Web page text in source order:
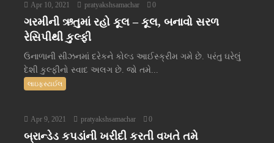
Apr 10, 2021 pratyakshsamachar 0
ગરમીની ઋતુમાં રહો કૂલ – કૂલ, બનાવો સરળ
રેસિપીથી કુલ્ફી
ઉનાળાની સીઝનમાં દરેકને કોલ્ડ આઈસ્ક્રીમ ગમે છે. પરંતુ ઘરેલું
દેશી કુલ્ફીનો સ્વાદ અલગ છે. જો તમે...
લાઇફસ્ટાઈલ
Apr 9, 2021 pratyakshsamachar 0
બ્રાન્ડેડ કપડાંની ખરીદી કરતી વખતે તમે